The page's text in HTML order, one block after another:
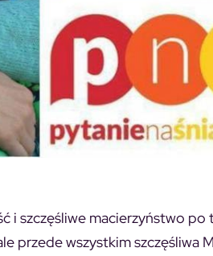
i szczęśliwe macierzyństwo
przede wszystkim szczęśliwa